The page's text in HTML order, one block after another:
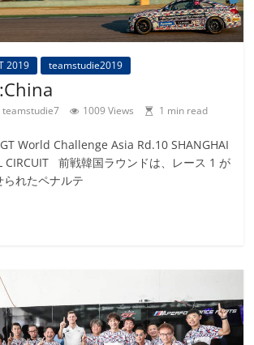
2019 teamstudie2019
teamstudie7 1009 Views 1 min read
World Challenge Asia Rd.10 SHANGHAI
CIRCUIT 前戦韓国ラウンドは、レース 1 が
られたペナルテ